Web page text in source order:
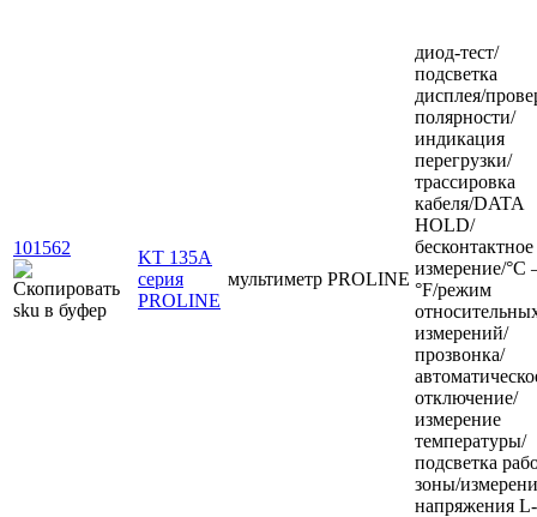
101562
KT 135А
серия
PROLINE
мультиметр PROLINE
диод-тест/
подсветка
дисплея/
полярности/
индикация
перегрузки/
трассировка
кабеля/DATA
HOLD/
бесконтактное
измерение/
°F/режим
измерений/
прозвонка/
отключение/
измерение
температуры/
подсветка
зоны/
напряжения